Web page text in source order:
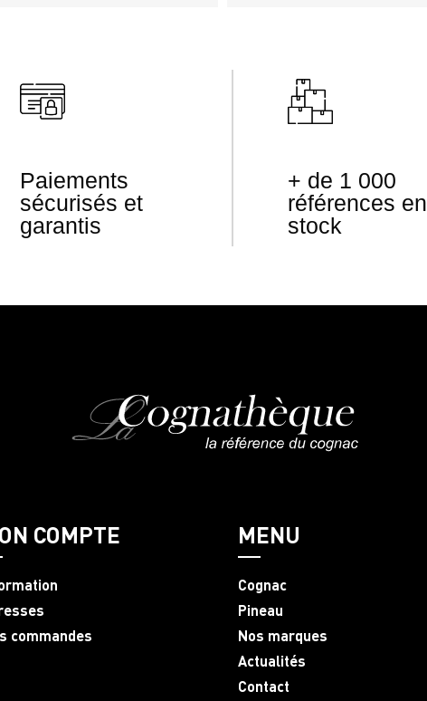
Paiements
sécurisés et
garantis
+ de 1 000
références en
stock
COMPTE
commandes
MENU
Cognac
Pineau
Nos marques
Actualités
Contact